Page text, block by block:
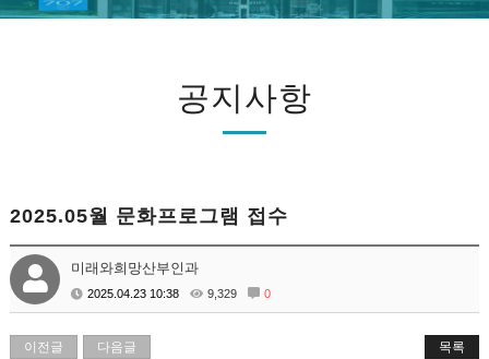
공지사항
2025.05월 문화프로그램 접수
미래와희망산부인과
2025.04.23 10:38 9,329 0
이전글 다음글 목록